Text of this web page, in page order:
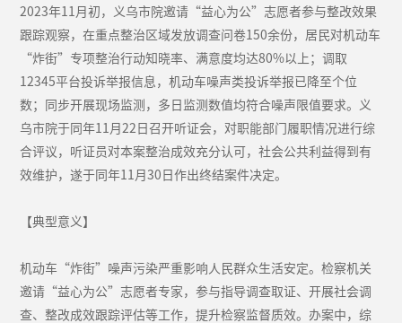
2023年11月初，义乌市院邀请“益心为公”志愿者参与整改效果
跟踪观察，在重点整治区域发放调查问卷150余份，居民对机动车
“炸街”专项整治行动知晓率、满意度均达80%以上；调取
12345平台投诉举报信息，机动车噪声类投诉举报已降至个位
数；同步开展现场监测，多日监测数值均符合噪声限值要求。义
乌市院于同年11月22日召开听证会，对职能部门履职情况进行综
合评议，听证员对本案整治成效充分认可，社会公共利益得到有
效维护，遂于同年11月30日作出终结案件决定。
【典型意义】
机动车“炸街”噪声污染严重影响人民群众生活安定。检察机关
邀请“益心为公”志愿者专家，参与指导调查取证、开展社会调
查、整改成效跟踪评估等工作，提升检察监督质效。办案中，综